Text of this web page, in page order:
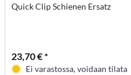
Quick Clip Schienen Ersatz
23,70 € *
Ei varastossa, voidaan tilata